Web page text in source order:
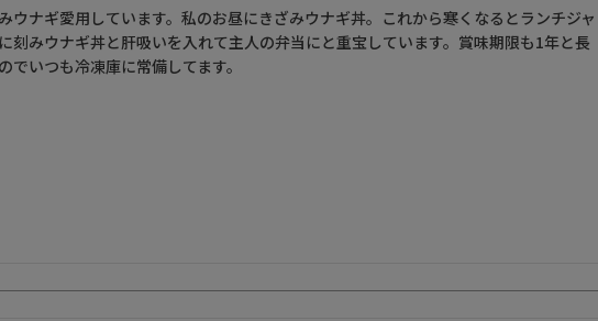
ウナギ愛用しています。私のお昼にきざみウナギ丼。これから寒くなるとランチジャ
刻みウナギ丼と肝吸いを入れて主人の弁当にと重宝しています。賞味期限も1年と長
でいつも冷凍庫に常備してます。